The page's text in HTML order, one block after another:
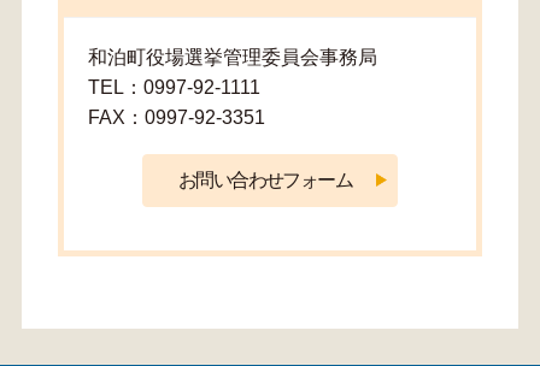
和泊町役場選挙管理委員会事務局
TEL：0997-92-1111
FAX：0997-92-3351